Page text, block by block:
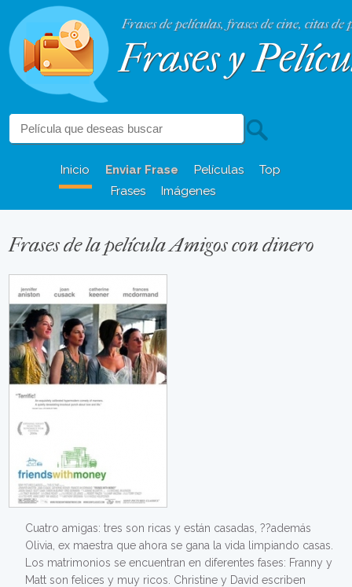
Frases de películas, frases de cine, citas de
Frases y
Inicio Enviar Frase Películas
Top
Frases
Imágenes
Frases de la película Amigos con dinero
Cuatro amigas: tres son ricas y están casadas, ??además
Olivia, ex maestra que ahora se gana la vida limpiando casas.
Los matrimonios se encuentran en diferentes fases: Franny y
Matt son felices y muy ricos. Christine y David escriben